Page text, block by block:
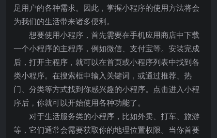
足用户的各种需求。因此，掌握小程序的使用方法将会
为我们的生活带来诸多便利。
想要使用小程序，首先需要在手机应用商店中下载
一个小程序的主程序，例如微信、支付宝等。安装完成
后，打开主程序，就可以在首页或小程序列表中找到各
类小程序。在搜索框中输入关键词，或通过推荐、热
门、分类等方式找到你感兴趣的小程序。点击进入小程
序后，你就可以开始使用各种功能了。
对于生活服务类的小程序，比如外卖、打车、旅游
等，它们通常会需要获取你的地理位置权限。当你首要